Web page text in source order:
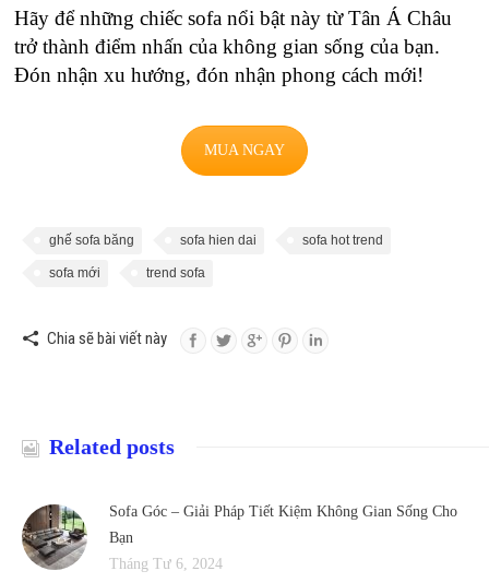
Hãy để những chiếc sofa nổi bật này từ Tân Á Châu
trở thành điểm nhấn của không gian sống của bạn.
Đón nhận xu hướng, đón nhận phong cách mới!
MUA NGAY
ghế sofa băng sofa hien dai sofa hot trend
sofa mới trend sofa
Chia sẽ bài viết này
Related posts
Sofa Góc – Giải Pháp Tiết Kiệm Không Gian Sống Cho
Bạn
Tháng Tư 6, 2024